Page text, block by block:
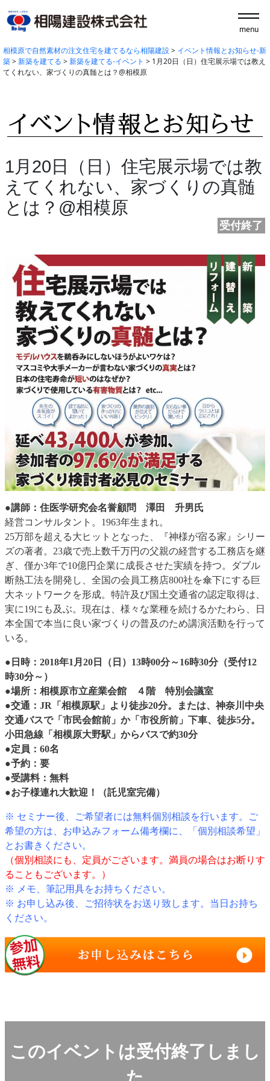
menu
相模原で自然素材の注文住宅を建てるなら相陽建設> イベント情報とお知らせ-新
築>新築を建てる >新築を建てる-イベント > 1月20日（日）住宅展示場では教え
てくれない、家づくりの真髄とは？@相模原
1月20日（日）住宅展示場では教
えてくれない、家づくりの真髄
とは？@相模原
受付終了
●講師：住医学研究会名誉顧問 澤田 升男氏
経営コンサルタント。1963年生まれ。
25万部を超える大ヒットとなった、『神様が宿る家』シリー
ズの著者。23歳で売上数千万円の父親の経営する工務店を継
ぎ、僅か3年で10億円企業に成長させた実績を持つ。ダブル
断熱工法を開発し、全国の会員工務店800社を傘下にする巨
大ネットワークを形成。特許及び国土交通省の認定取得は、
実に19にも及ぶ。現在は、様々な業種を続けるかたわら、日
本全国で本当に良い家づくりの普及のため講演活動を行って
いる。
●日時：2018年1月20日（日）13時00分～16時30分（受付12
時30分～）
●場所：相模原市立産業会館 ４階 特別会議室
●交通：JR「相模原駅」より徒歩20分。または、神奈川中央
交通バスで「市民会館前」か「市役所前」下車、徒歩5分。
小田急線「相模原大野駅」からバスで約30分
●定員：60名
●予約：要
●受講料：無料
●お子様連れ大歓迎！（託児室完備）
※ セミナー後、ご希望者には無料個別相談を行います。ご
希望の方は、お申込みフォーム備考欄に、「個別相談希望」
とお書きください。
（個別相談にも、定員がございます。満員の場合はお断りす
ることもございます。）
※ メモ、筆記用具をお持ちください。
※ お申し込み後、ご招待状をお送り致します。当日お持ち
ください。
このイベントは受付終了しまし
た